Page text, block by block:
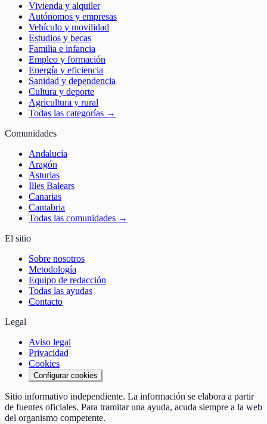
Vivienda y alquiler
Autónomos y empresas
Vehículo y movilidad
Estudios y becas
Familia e infancia
Empleo y formación
Energía y eficiencia
Sanidad y dependencia
Cultura y deporte
Agricultura y rural
Todas las categorías →
Comunidades
Andalucía
Aragón
Asturias
Illes Balears
Canarias
Cantabria
Todas las comunidades →
El sitio
Sobre nosotros
Metodología
Equipo de redacción
Todas las ayudas
Contacto
Legal
Aviso legal
Privacidad
Cookies
Configurar cookies
Sitio informativo independiente. La información se elabora a partir
de fuentes oficiales. Para tramitar una ayuda, acuda siempre a la web
del organismo competente.